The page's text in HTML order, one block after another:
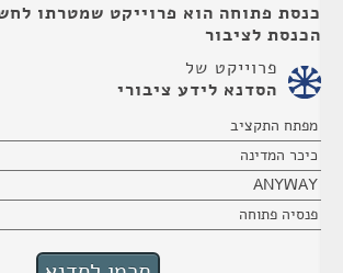
כנסת פתוחה הוא פרוייקט שמטרתו
הכנסת לציבור
פרוייקט של
הסדנא לידע ציבורי
מפתח התקציב
כיכר המדינה
ANYWAY
פנסיה פתוחה